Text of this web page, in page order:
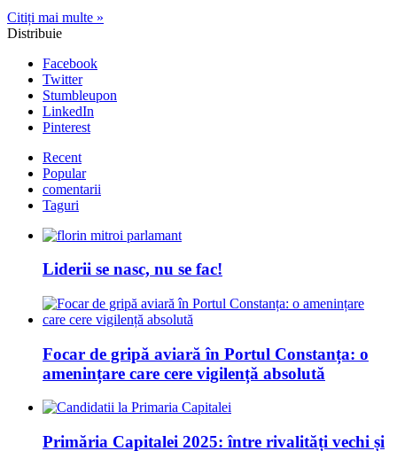
Citiți mai multe »
Distribuie
Facebook
Twitter
Stumbleupon
LinkedIn
Pinterest
Recent
Popular
comentarii
Taguri
Liderii se nasc, nu se fac!
Focar de gripă aviară în Portul Constanța: o
amenințare care cere vigilență absolută
Primăria Capitalei 2025: între rivalități vechi și